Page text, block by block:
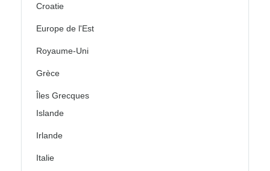
Croatie
Europe de l'Est
Royaume-Uni
Grèce
Îles Grecques
Islande
Irlande
Italie